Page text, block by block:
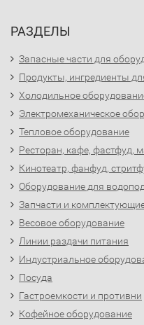
РАЗДЕЛЫ
Запасные части для
Продукты, ингредиенты
Холодильное
Электромеханическое
Тепловое оборудование
Ресторан, кафе, фастфуд,
Кинотеатр, фанфуд,
Оборудование для
Запчасти и
Весовое оборудование
Линии раздачи питания
Индустриальное
Посуда
Гастроемкости и противни
Кофейное оборудование